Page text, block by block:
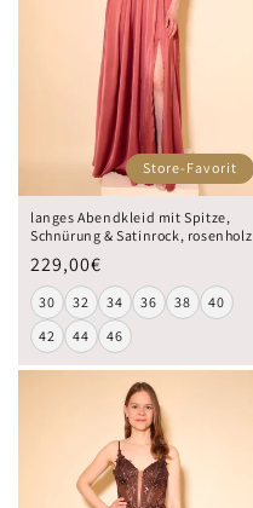
Store-Favorit
langes Abendkleid mit Spitze,
Schnürung & Satinrock, rosenholz
229,00€
30 32 34 36 38
40
42
44 46